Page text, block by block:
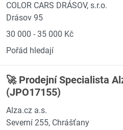
COLOR CARS DRÁSOV, s.r.o.
Drásov 95
30 000 - 35 000 Kč
Pořád hledají
🚀 Prodejní Specialista
(JPO17155)
Alza.cz a.s.
Severní 255, Chrášťany